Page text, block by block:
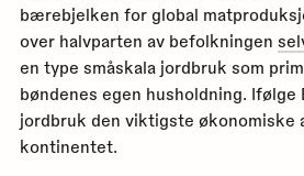
bærebjelken for global
over halvparten av befolkningen
en type småskala jordbruk som
bøndenes egen husholdning. Ifølge
jordbruk den viktigste økonomiske
kontinentet.